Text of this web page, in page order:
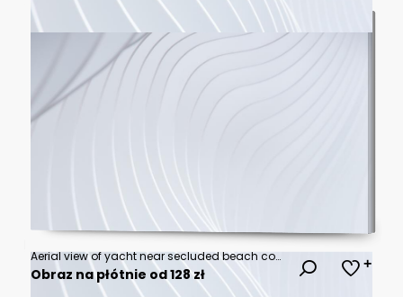
Aerial view of yacht near secluded beach cove with turquoise water. Rugged cliffs surround pristine sand and clear blue ocean waves. Nature escape, boat trip, summer vacation.
Obraz na płótnie od 128 zł